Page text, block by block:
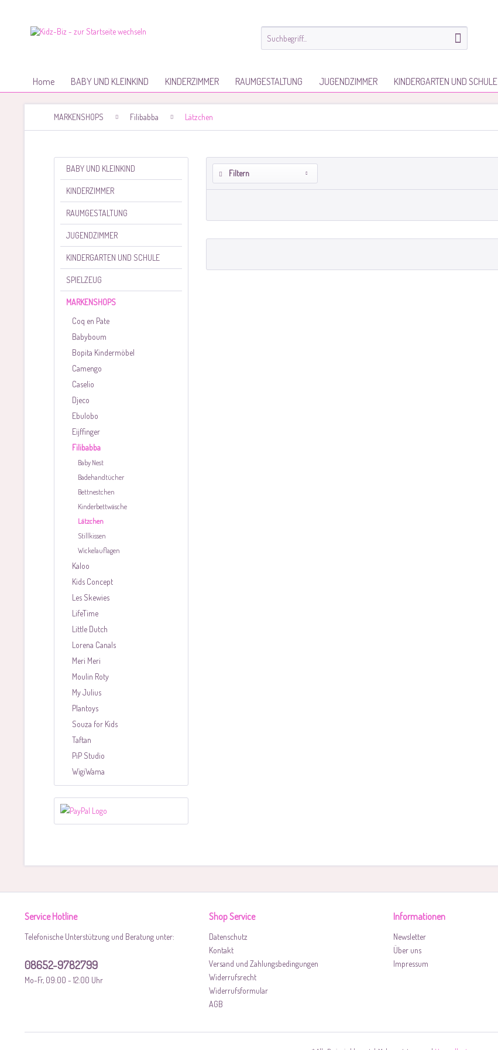
Home BABY UND KLEINKIND KINDERZIMMER RAUMGESTALTUNG JUGENDZIMMER KINDERGARTEN UND SCHULE
MARKENSHOPS Filibabba Lätzchen
BABY UND KLEINKIND
KINDERZIMMER
RAUMGESTALTUNG
JUGENDZIMMER
KINDERGARTEN UND SCHULE
SPIELZEUG
MARKENSHOPS
Coq en Pate
Babyboum
Bopita Kindermöbel
Camengo
Caselio
Djeco
Ebulobo
Eijffinger
Filibabba
Baby Nest
Badehandtücher
Bettnestchen
Kinderbettwäsche
Lätzchen
Stillkissen
Wickelauflagen
Kaloo
Kids Concept
Les Skewies
LifeTime
Little Dutch
Lorena Canals
Meri Meri
Moulin Roty
My Julius
Plantoys
Souza for Kids
Taftan
PiP Studio
WigiWama
Filtern
Service Hotline
Telefonische Unterstützung und Beratung unter:
08652-9782799
Mo-Fr, 09:00 - 12:00 Uhr
Shop Service
Datenschutz
Kontakt
Versand und Zahlungsbedingungen
Widerrufsrecht
Widerrufsformular
AGB
Informationen
Newsletter
Über uns
Impressum